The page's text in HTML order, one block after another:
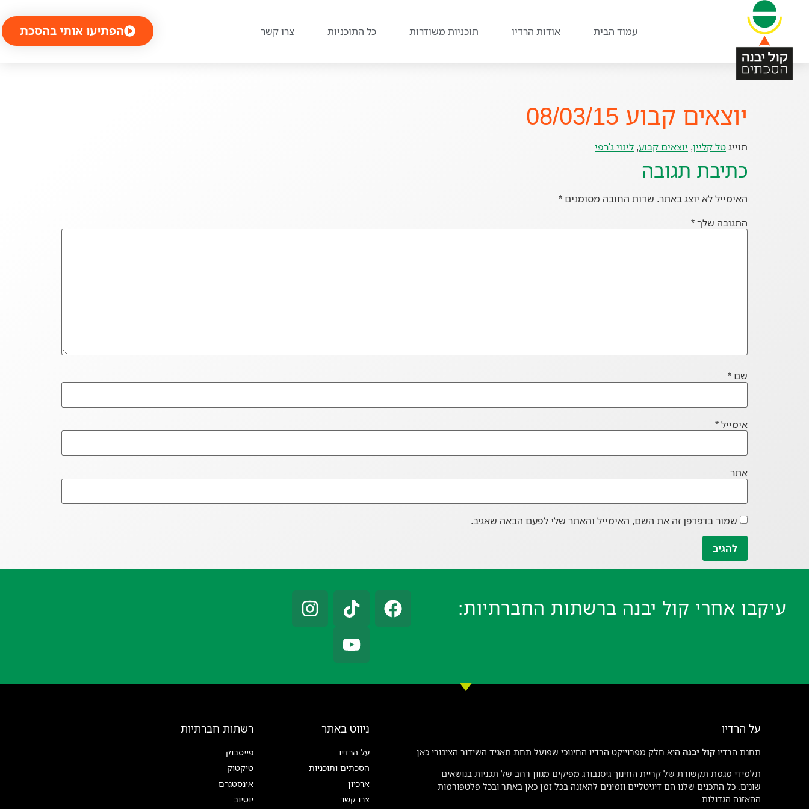
עמוד הבית אודות הרדיו תוכניות משודרות כל התוכניות צרו קשר הפתיעו אותי בהסכת
יוצאים קבוע 08/03/15
תוייגטל קליין, יוצאים קבוע, לינוי ג'רפי
כתיבת תגובה
האימייל לא יוצג באתר. שדות החובה מסומנים*
התגובה שלך*
שם*
אימייל*
אתר
שמור בדפדפן זה את השם, האימייל והאתר שלי לפעם הבאה שאגיב.
עיקבו אחרי קול יבנה ברשתות החברתיות:
על הרדיו
תחנת הרדיו קול יבנה היא חלק מפרוייקט הרדיו החינוכי שפועל תחת תאגיד השידור הציבורי כאן.
תלמידי מגמת תקשורת של קריית החינוך גיסנבורג מפיקים מגוון רחב של תכניות בנושאים
שונים. כל התכנים שלנו הם דיגיטליים וזמינים להאזנה בכל זמן כאן באתר ובכל פלטפורמות
ההאזנה הגדולות.
ניווט באתר
על הרדיו
הסכתים ותוכניות
ארכיון
צרו קשר
רשתות חברתיות
פייסבוק
טיקטוק
אינסטגרם
יוטיוב